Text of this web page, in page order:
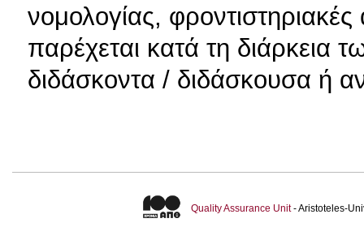
νομολογίας,
παρέχεται κατά τη διάρκεια
διδάσκοντα / διδάσκουσα ή
Quality Assurance Unit- Aristoteles-